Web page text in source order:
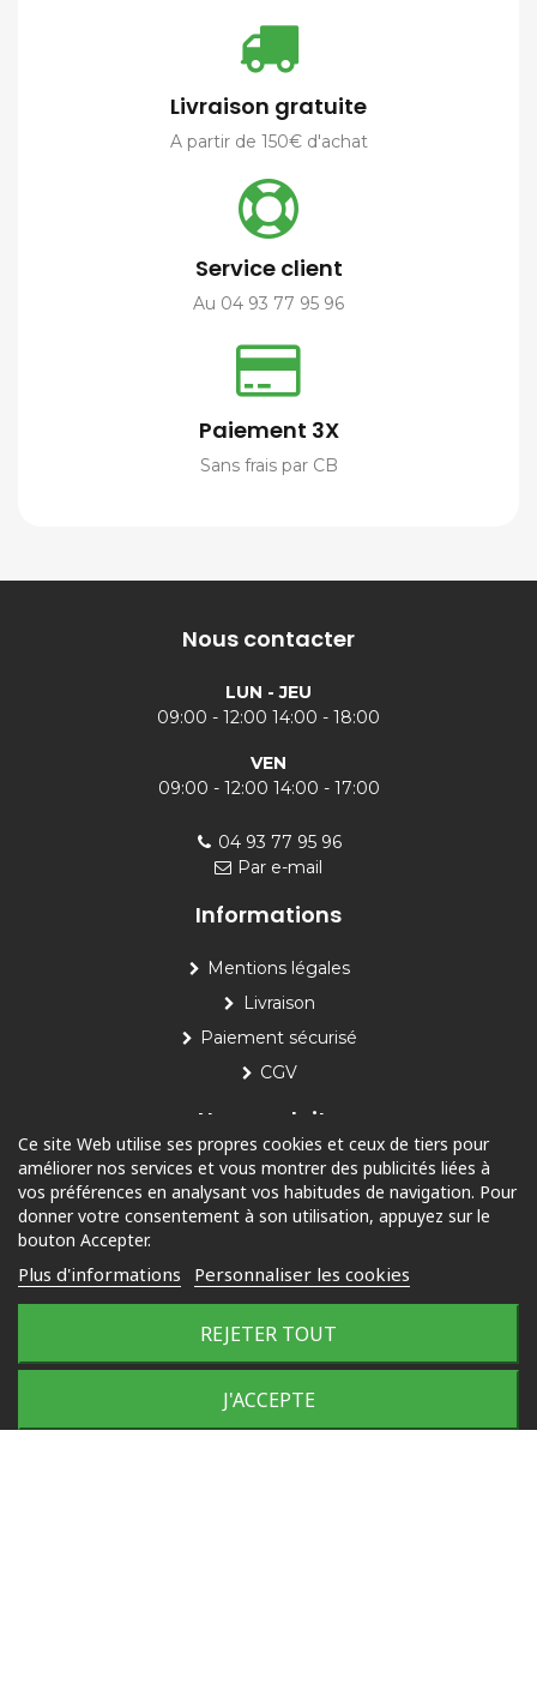
Livraison gratuite
A partir de 150€ d'achat
Service client
Au 04 93 77 95 96
Paiement 3X
Sans frais par CB
Nous contacter
LUN - JEU
09:00 - 12:00 14:00 - 18:00
VEN
09:00 - 12:00 14:00 - 17:00
04 93 77 95 96
Par e-mail
Informations
Mentions légales
Livraison
Paiement sécurisé
CGV
Nos produits
Piscine
Outdoor
© 2025 Tous droits réservés
Plan du site
Ce site Web utilise ses propres cookies et ceux de tiers pour
améliorer nos services et vous montrer des publicités liées à
vos préférences en analysant vos habitudes de navigation. Pour
donner votre consentement à son utilisation, appuyez sur le
bouton Accepter.
Plus d'informations Personnaliser les cookies
REJETER TOUT
J'ACCEPTE